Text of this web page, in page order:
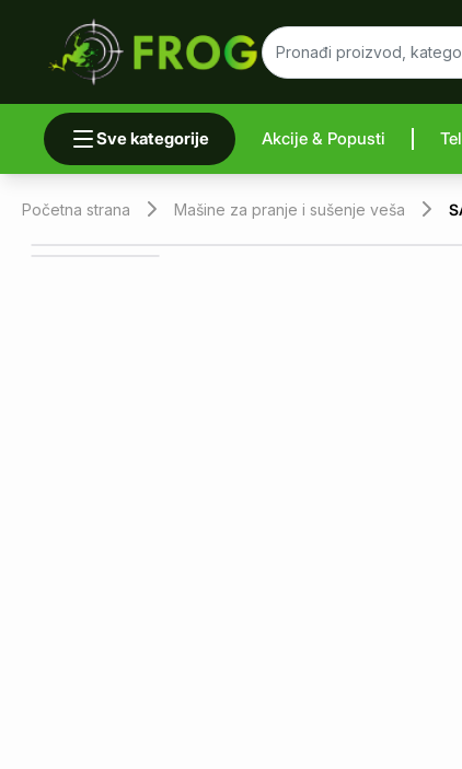
Sve kategorije Akcije & Popusti
Početna strana Mašine za pranje i sušenje veša